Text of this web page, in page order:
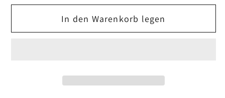
Menge
Piratenschiffe
Menge
für
Piratenschiffe
In den Warenkorb legen